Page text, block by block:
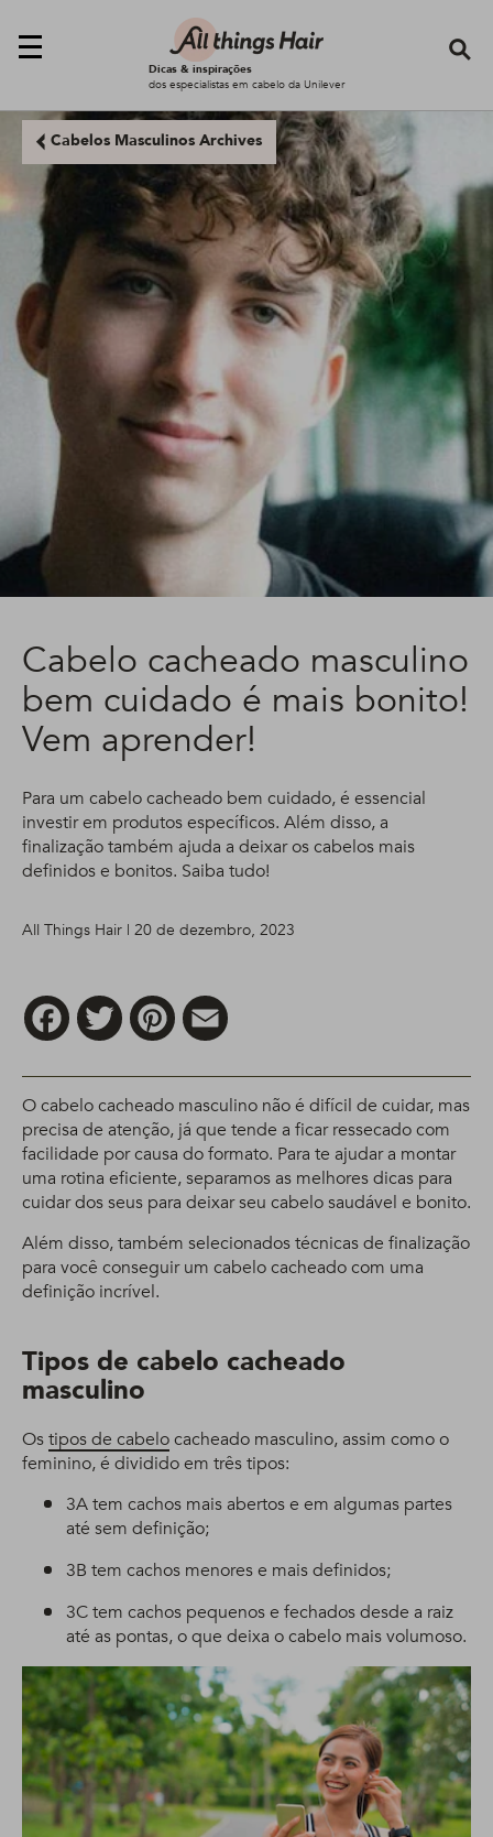
Dicas & inspirações
dos especialistas em cabelo da Unilever
Cabelos Masculinos Archives
Cabelo cacheado masculino
bem cuidado é mais bonito!
Vem aprender!
Para um cabelo cacheado bem cuidado, é essencial
investir em produtos específicos. Além disso, a
finalização também ajuda a deixar os cabelos mais
definidos e bonitos. Saiba tudo!
All Things Hair | 20 de dezembro, 2023
FacebookTwitter Pinterest
O cabelo cacheado masculino não é difícil de cuidar, mas
precisa de atenção, já que tende a ficar ressecado com
facilidade por causa do formato. Para te ajudar a montar
uma rotina eficiente, separamos as melhores dicas para
cuidar dos seus para deixar seu cabelo saudável e bonito.
Além disso, também selecionados técnicas de finalização
para você conseguir um cabelo cacheado com uma
definição incrível.
Tipos de cabelo cacheado
masculino
Ostipos de cabelocacheado masculino, assim como o
feminino, é dividido em três tipos:
3A tem cachos mais abertos e em algumas partes
até sem definição;
3B tem cachos menores e mais definidos;
3C tem cachos pequenos e fechados desde a raiz
até as pontas, o que deixa o cabelo mais volumoso.